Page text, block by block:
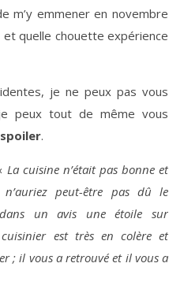
m’y emmener en novembre
quelle chouette expérience
je ne peux pas vous
peux tout de même vous
.
La cuisine n’était pas bonne et
peut-être pas dû le
un avis une étoile sur
est très en colère et
; il vous a retrouvé et il vous a